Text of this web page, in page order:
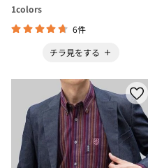
1colors
6件
チラ見をする